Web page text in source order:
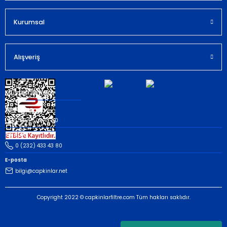
Kurumsal
Alışveriş
Müşteri İletişim
Whatsapp
(535) 503 43 80
Telefon
0 (232) 433 43 80
E-posta
bilgi@capkinlar.net
Copyright 2022 © capkinlarfiltre.com Tüm hakları saklıdır.